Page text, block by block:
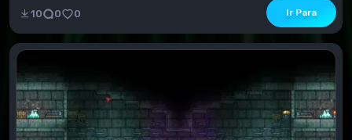
10 0 0 Ir Para